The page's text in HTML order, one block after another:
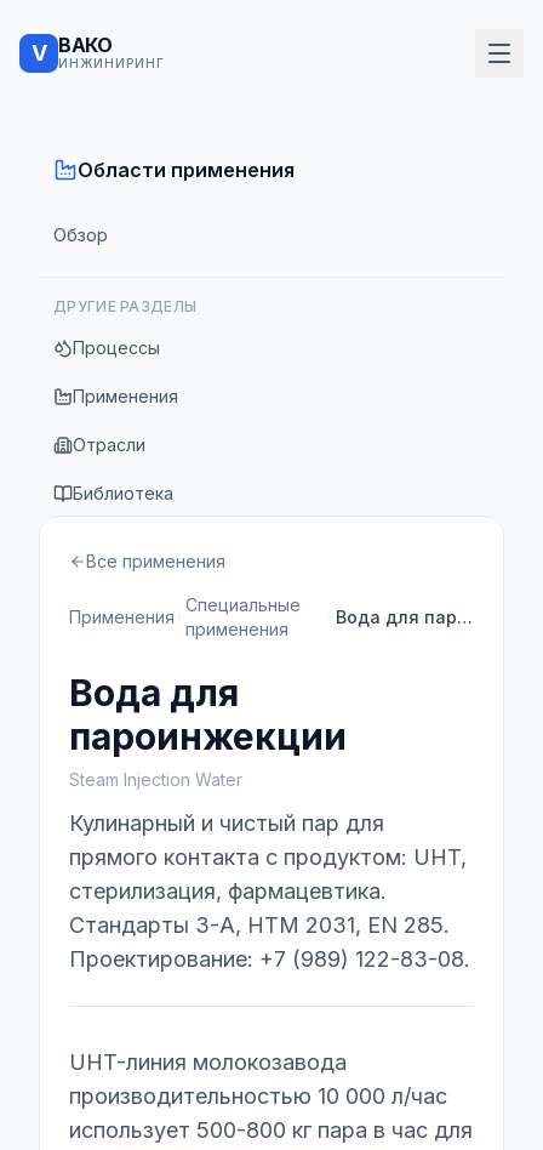
V ВАКО
ИНЖИНИРИНГ
Области применения
Обзор
ДРУГИЕ РАЗДЕЛЫ
Процессы
Применения
Отрасли
Библиотека
Все применения
Применения
Специальные
применения
Вода для пароинжекции
Вода для
пароинжекции
Steam Injection Water
Кулинарный и чистый пар для
прямого контакта с продуктом: UHT,
стерилизация, фармацевтика.
Стандарты 3-A, HTM 2031, EN 285.
Проектирование: +7 (989) 122-83-08.
UHT-линия молокозавода
производительностью 10 000 л/час
использует 500-800 кг пара в час для